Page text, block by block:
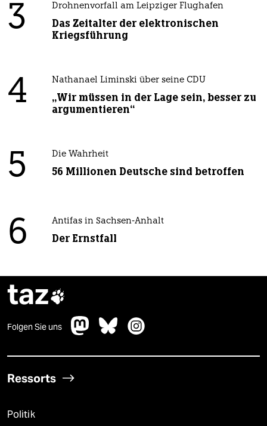
3 Drohnenvorfall am Leipziger Flughafen
Das Zeitalter der elektronischen
Kriegsführung
4 Nathanael Liminski über seine CDU
„Wir müssen in der Lage sein, besser zu
argumentieren“
5 Die Wahrheit
56 Millionen Deutsche sind betroffen
6 Antifas in Sachsen-Anhalt
Der Ernstfall
taz
Folgen Sie uns
Ressorts
Politik